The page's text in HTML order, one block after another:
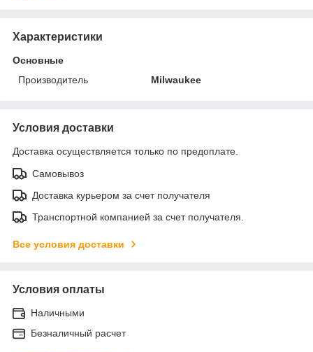
Характеристики
Основные
Производитель
Milwaukee
Условия доставки
Доставка осуществляется только по предоплате.
Самовывоз
Доставка курьером за счет получателя
Транспортной компанией за счет получателя.
Все условия доставки
Условия оплаты
Наличными
Безналичный расчет